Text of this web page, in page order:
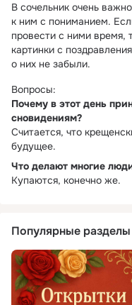
В сочельник очень
к ним с пониманием.
провести с ними время,
картинки с
о них не забыли.
Вопросы:
Почему в этот день
сновидениям?
Считается, что
будущее.
Что делают многие
Купаются, конечно же.
Популярные разделы